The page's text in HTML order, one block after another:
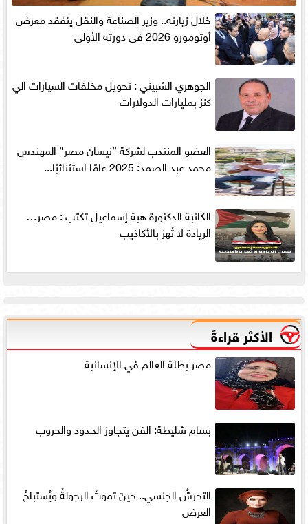
خلال زيارته.. وزير الصناعة والنقل يتفقد معرض
أوتومورو 2026 فى دورته الأولى
الجوهري الشبيني : تحويل مخلفات السيارات الي
كنز بمليارات الدولارات
العضو المنتدب لشركة ”نيسان مصر” المهندس
محمد عبد الصمد: 2025 عامًا استثنائيًا...
الكاتبة الدكتورة هبة إسماعيل تكتب : مصر…
الريادة لا تُهز بالأكاذيب
الأكثر قراءةً
مصر بطلة العالم في الإنسانية
بسام شليطة: الفن يتجاوز الحدود والحروب
التحرشُ الجنسي.. حينَ تموتُ الرجولةُ ويُستباحُ
العِرض